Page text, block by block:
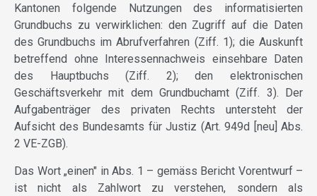
Kantonen folgende Nutzungen des informatisierten
Grundbuchs zu verwirklichen: den Zugriff auf die Daten
des Grundbuchs im Abrufverfahren (Ziff. 1); die Auskunft
betreffend ohne Interessennachweis einsehbare Daten
des Hauptbuchs (Ziff. 2); den elektronischen
Geschäftsverkehr mit dem Grundbuchamt (Ziff. 3). Der
Aufgabenträger des privaten Rechts untersteht der
Aufsicht des Bundesamts für Justiz (Art. 949d [neu] Abs.
2 VE-ZGB).
Das Wort „einen" in Abs. 1 – gemäss Bericht Vorentwurf –
ist nicht als Zahlwort zu verstehen, sondern als